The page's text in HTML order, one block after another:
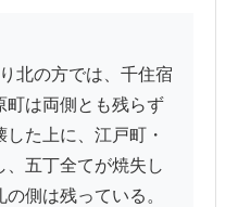
町は両側とも残らず
た上に、江戸町・
五丁全てが焼失し
側は残っている。